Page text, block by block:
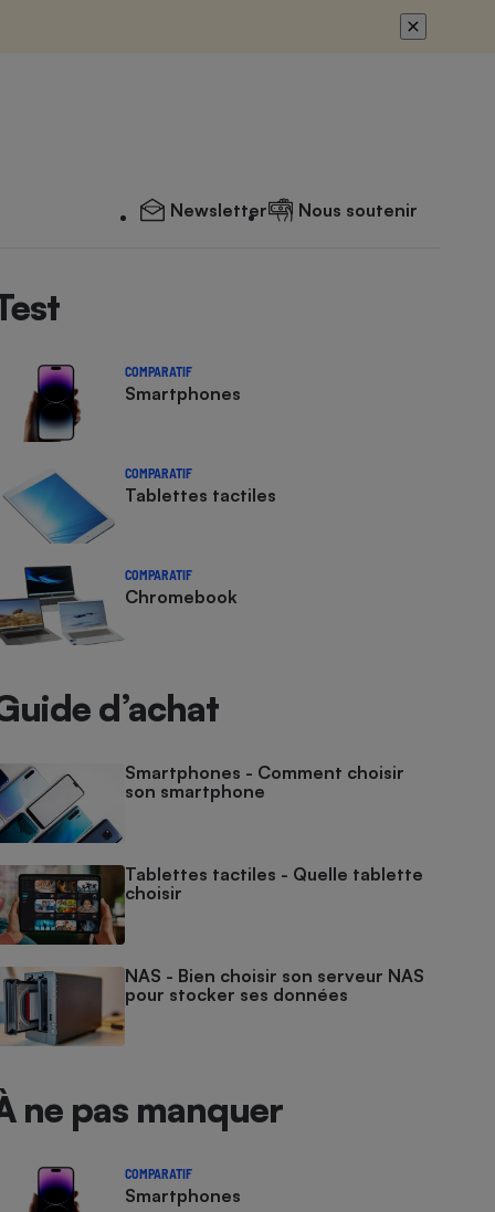
Newsletter Nous soutenir
COMPARATIF
Smartphones
COMPARATIF
Tablettes tactiles
COMPARATIF
Chromebook
d’achat
Smartphones - Comment choisir
son smartphone
Tablettes tactiles - Quelle tablette
choisir
NAS - Bien choisir son serveur NAS
pour stocker ses données
ne pas manquer
COMPARATIF
Smartphones